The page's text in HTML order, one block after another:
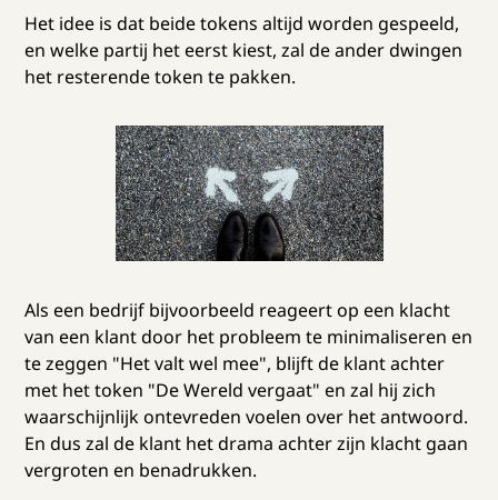
Het idee is dat beide tokens altijd worden gespeeld,
en welke partij het eerst kiest, zal de ander dwingen
het resterende token te pakken.
Als een bedrijf bijvoorbeeld reageert op een klacht
van een klant door het probleem te minimaliseren en
te zeggen "Het valt wel mee", blijft de klant achter
met het token "De Wereld vergaat" en zal hij zich
waarschijnlijk ontevreden voelen over het antwoord.
En dus zal de klant het drama achter zijn klacht gaan
vergroten en benadrukken.